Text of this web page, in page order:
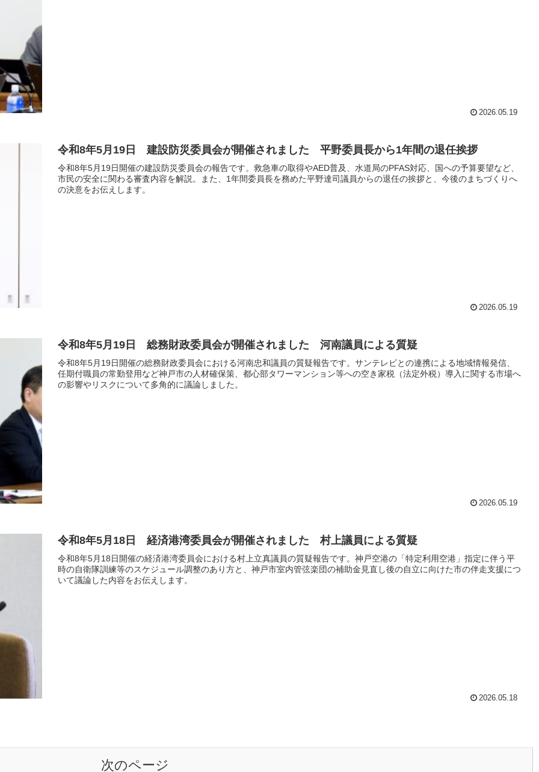
2026.05.19
令和8年5月19日 建設防災委員会が開催されました 平野委員長から1年間の退任挨拶
令和8年5月19日開催の建設防災委員会の報告です。救急車の取得やAED普及、水道局のPFAS対応、国への予算要望など、
市民の安全に関わる審査内容を解説。また、1年間委員長を務めた平野達司議員からの退任の挨拶と、今後のまちづくりへ
の決意をお伝えします。
2026.05.19
令和8年5月19日 総務財政委員会が開催されました 河南議員による質疑
令和8年5月19日開催の総務財政委員会における河南忠和議員の質疑報告です。サンテレビとの連携による地域情報発信、
任期付職員の常勤登用など神戸市の人材確保策、都心部タワーマンション等への空き家税（法定外税）導入に関する市場へ
の影響やリスクについて多角的に議論しました。
2026.05.19
令和8年5月18日 経済港湾委員会が開催されました 村上議員による質疑
令和8年5月18日開催の経済港湾委員会における村上立真議員の質疑報告です。神戸空港の「特定利用空港」指定に伴う平
時の自衛隊訓練等のスケジュール調整のあり方と、神戸市室内管弦楽団の補助金見直し後の自立に向けた市の伴走支援につ
いて議論した内容をお伝えします。
2026.05.18
次のページ